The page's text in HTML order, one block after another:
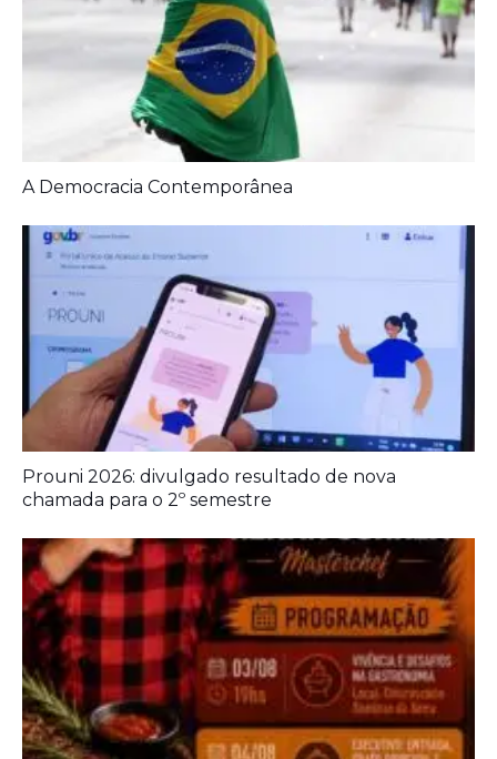
A Democracia Contemporânea
Prouni 2026: divulgado resultado de nova
chamada para o 2º semestre